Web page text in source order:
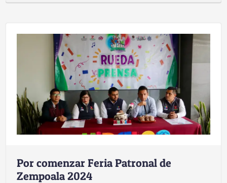
Por comenzar Feria Patronal de
Zempoala 2024